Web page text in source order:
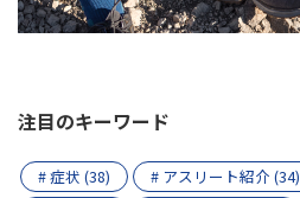
注目のキーワード
# 症状 (38) # アスリート紹介 (34)